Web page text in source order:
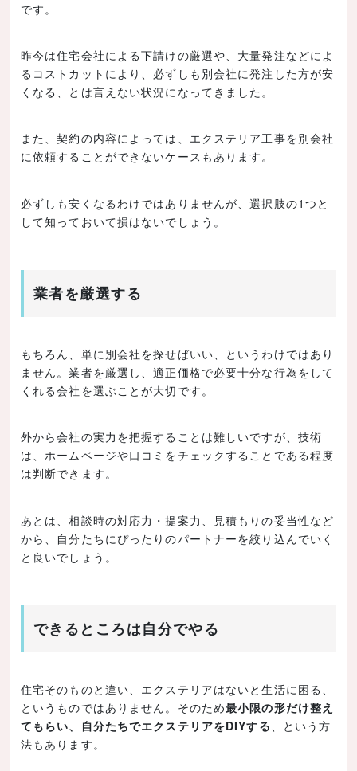
です。
昨今は住宅会社による下請けの厳選や、大量発注などによ
るコストカットにより、必ずしも別会社に発注した方が安
くなる、とは言えない状況になってきました。
また、契約の内容によっては、エクステリア工事を別会社
に依頼することができないケースもあります。
必ずしも安くなるわけではありませんが、選択肢の1つと
して知っておいて損はないでしょう。
業者を厳選する
もちろん、単に別会社を探せばいい、というわけではあり
ません。業者を厳選し、適正価格で必要十分な行為をして
くれる会社を選ぶことが大切です。
外から会社の実力を把握することは難しいですが、技術
は、ホームページや口コミをチェックすることである程度
は判断できます。
あとは、相談時の対応力・提案力、見積もりの妥当性など
から、自分たちにぴったりのパートナーを絞り込んでいく
と良いでしょう。
できるところは自分でやる
住宅そのものと違い、エクステリアはないと生活に困る、
というものではありません。そのため最小限の形だけ整え
てもらい、自分たちでエクステリアをDIYする、という方
法もあります。